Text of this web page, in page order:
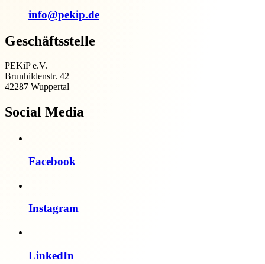
info@pekip.de
Geschäftsstelle
PEKiP e.V.
Brunhildenstr. 42
42287 Wuppertal
Social Media
Facebook
Instagram
LinkedIn